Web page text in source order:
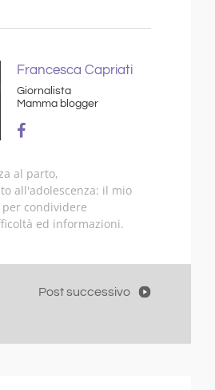
Francesca Capriati
Giornalista
Mamma blogger
al parto,
all'adolescenza: il mio
condividere
ed informazioni.
Post successivo